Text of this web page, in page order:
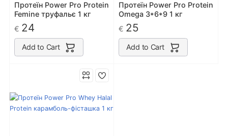
Протеїн Power Pro Protein
Femine труфальє 1 кг
€ 24
Add to Cart
Протеїн Power Pro Protein
Omega 3*6*9 1 кг
€ 25
Add to Cart